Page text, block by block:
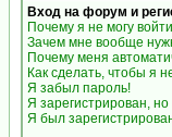
Вход на форум и
Почему я не могу
Зачем мне вообще
Почему меня
Как сделать, чтобы я
Я забыл пароль!
Я зарегистрирован, но
Я был